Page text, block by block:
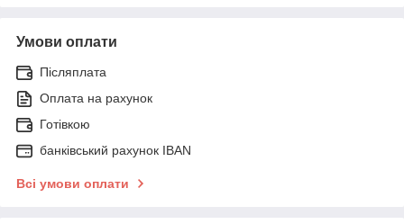
Умови оплати
Післяплата
Оплата на рахунок
Готівкою
банківський рахунок IBAN
Всі умови оплати